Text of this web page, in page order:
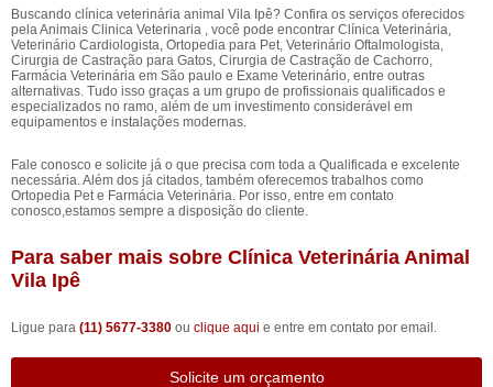
Buscando clínica veterinária animal Vila Ipê? Confira os serviços oferecidos
pela Animais Clinica Veterinaria , você pode encontrar Clínica Veterinária,
Veterinário Cardiologista, Ortopedia para Pet, Veterinário Oftalmologista,
Cirurgia de Castração para Gatos, Cirurgia de Castração de Cachorro,
Farmácia Veterinária em São paulo e Exame Veterinário, entre outras
alternativas. Tudo isso graças a um grupo de profissionais qualificados e
especializados no ramo, além de um investimento considerável em
equipamentos e instalações modernas.
Fale conosco e solicite já o que precisa com toda a Qualificada e excelente
necessária. Além dos já citados, também oferecemos trabalhos como
Ortopedia Pet e Farmácia Veterinária. Por isso, entre em contato
conosco,estamos sempre a disposição do cliente.
Para saber mais sobre Clínica Veterinária Animal
Vila Ipê
Ligue para (11) 5677-3380 ou clique aqui e entre em contato por email.
Solicite um orçamento